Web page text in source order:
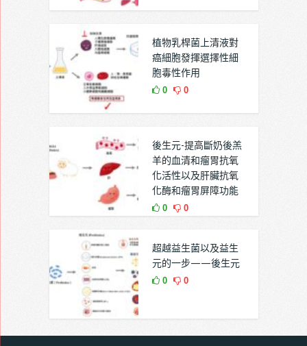
植物乳桿菌上清液對
癌細胞發揮選擇性細
胞毒性作用
0 0
後生元-提高斷奶後羔
羊的血清和瘤胃抗氧
化活性以及肝臟抗氧
化酶和瘤胃屏障功能
0 0
超越益生菌以及益生
元的一步——後生元
0 0